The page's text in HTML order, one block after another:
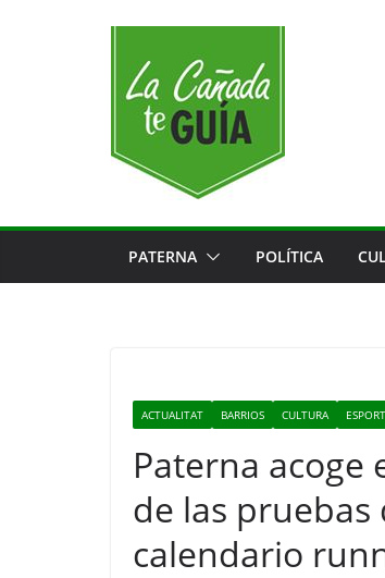
PATERNA POLÍTICA
ACTUALITAT BARRIOS CULTURA
Paterna acoge
de las
calendario